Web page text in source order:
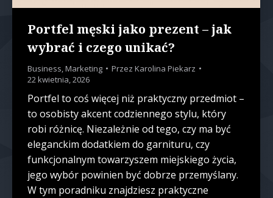
Portfel męski jako prezent – jak
wybrać i czego unikać?
Business,Marketing Przez Karolina Piekarz
22 kwietnia, 2026
Portfel to coś więcej niż praktyczny przedmiot –
to osobisty akcent codziennego stylu, który
robi różnicę. Niezależnie od tego, czy ma być
eleganckim dodatkiem do garnituru, czy
funkcjonalnym towarzyszem miejskiego życia,
jego wybór powinien być dobrze przemyślany.
W tym poradniku znajdziesz praktyczne